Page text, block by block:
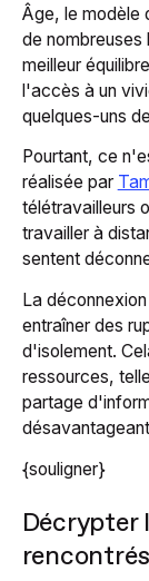
Âge, le modèle
de nombreuses
meilleur
l'accès à un
quelques-uns
Pourtant, ce
réalisée par
télétravailleurs
travailler à
sentent
La
entraîner des
d'isolement.
ressources,
partage
{souligner}
Décrypter